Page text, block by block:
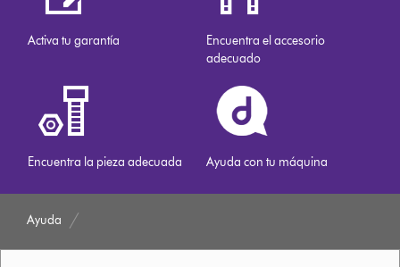
Activa tu garantía
Encuentra el accesorio
adecuado
Encuentra la pieza adecuada Ayuda con tu máquina
Ayuda